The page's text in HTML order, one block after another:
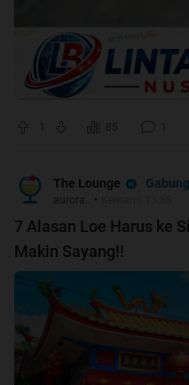
85
The Lounge Gabung
aurora.. •
7 Alasan Loe Harus ke
Makin Sayang!!